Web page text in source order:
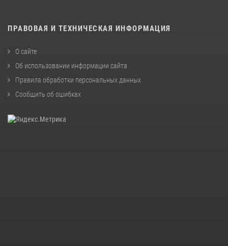
ПРАВОВАЯ И ТЕХНИЧЕСКАЯ ИНФОРМАЦИЯ
О сайте
Об использовании информации сайта
Правила обработки персональных данных
Сообщить об ошибках